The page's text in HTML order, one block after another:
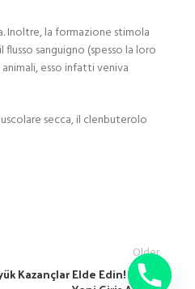
Inoltre, la formazione stimola
sanguigno (spesso la loro
esso infatti veniva
secca, il clenbuterolo
Older
Kazançlar Elde Edin! Sitesi